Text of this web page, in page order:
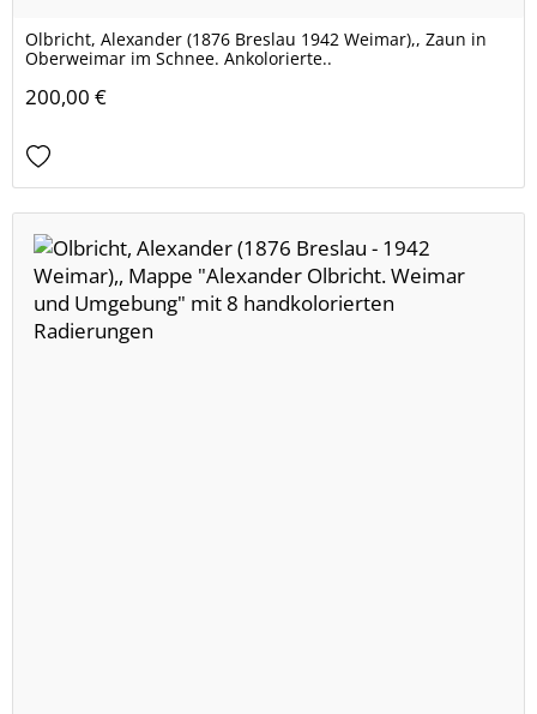
Olbricht, Alexander (1876 Breslau 1942 Weimar),, Zaun in
Oberweimar im Schnee. Ankolorierte..
200,00 €